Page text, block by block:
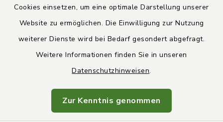
Cookies einsetzen, um eine optimale Darstellung unserer
Website zu ermöglichen. Die Einwilligung zur Nutzung
weiterer Dienste wird bei Bedarf gesondert abgefragt.
Weitere Informationen finden Sie in unseren
Datenschutzhinweisen.
Zur Kenntnis genommen
Kontakt
Datenschutz
Impressum